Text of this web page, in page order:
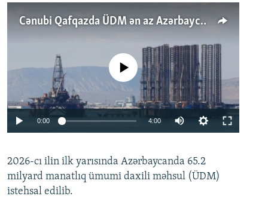
Cənubi Qafqazda ÜDM ən az Azərbaycanda artır: Qonşuları niyə Bakını qabaqlaya bilir?
Auto 240p 360p 480p
No media source currently available
0:00 4:00
360p
480p
2026-cı ilin ilk yarısında Azərbaycanda 65.2
milyard manatlıq ümumi daxili məhsul (ÜDM)
istehsal edilib.